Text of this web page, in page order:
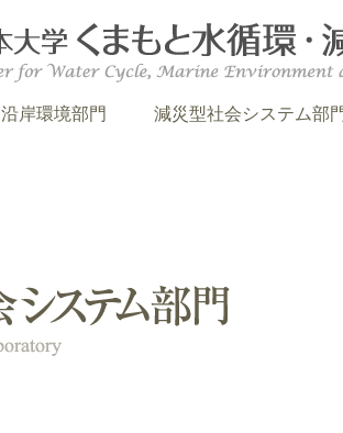
沿岸環境部門 減災型社会システム部